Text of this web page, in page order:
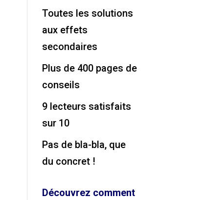
Toutes les solutions
aux effets
secondaires
Plus de 400 pages de
conseils
9 lecteurs satisfaits
sur 10
Pas de bla-bla, que
du concret !
Découvrez comment